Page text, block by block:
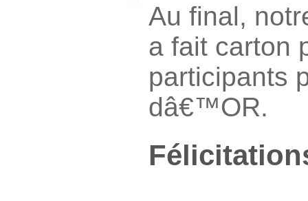
Au final,
a fait carton
participants
dâ€™OR.